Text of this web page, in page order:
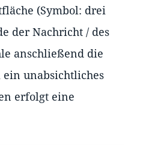
(Symbol: drei
der Nachricht / des
anschließend die
ein unabsichtliches
erfolgt eine